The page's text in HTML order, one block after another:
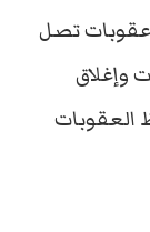
تصل
وإغلاق
العقوبات